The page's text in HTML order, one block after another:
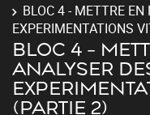
BLOC 4 - METTRE EN
EXPERIMENTATIONS
BLOC 4 -
ANALYSER
(PARTIE 2)